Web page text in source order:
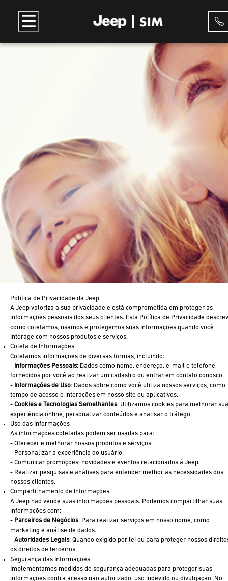
Política de Privacidade da Jeep
A Jeep valoriza a sua privacidade e está comprometida em proteger as
informações pessoais dos seus clientes. Esta Política de Privacidade
como coletamos, usamos e protegemos suas informações quando você
interage com nossos produtos e serviços.
Coleta de Informações
Coletamos informações de diversas formas, incluindo:
- Informações Pessoais: Dados como nome, endereço, e-mail e telefone,
fornecidos por você ao realizar um cadastro ou entrar em contato conosco.
- Informações de Uso: Dados sobre como você utiliza nossos serviços, como
tempo de acesso e interações em nosso site ou aplicativos.
- Cookies e Tecnologias Semelhantes: Utilizamos cookies para melhorar sua
experiência online, personalizar conteúdos e analisar o tráfego.
Uso das Informações
As informações coletadas podem ser usadas para:
- Oferecer e melhorar nossos produtos e serviços.
- Personalizar a experiência do usuário.
- Comunicar promoções, novidades e eventos relacionados à Jeep.
- Realizar pesquisas e análises para entender melhor as necessidades dos
nossos clientes.
Compartilhamento de Informações
A Jeep não vende suas informações pessoais. Podemos compartilhar suas
informações com:
- Parceiros de Negócios: Para realizar serviços em nosso nome, como
marketing e análise de dados.
- Autoridades Legais: Quando exigido por lei ou para proteger nossos
os direitos de terceiros.
Segurança das Informações
Implementamos medidas de segurança adequadas para proteger suas
informações contra acesso não autorizado, uso indevido ou divulgação. No